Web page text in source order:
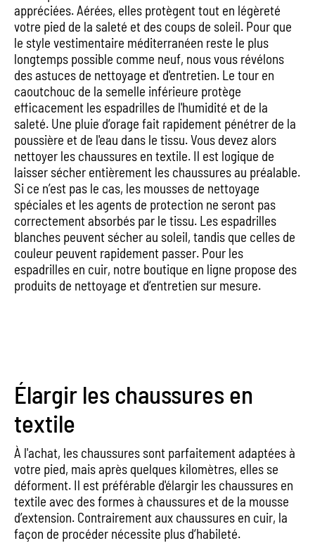
appréciées. Aérées, elles protègent tout en légèreté
votre pied de la saleté et des coups de soleil. Pour que
le style vestimentaire méditerranéen reste le plus
longtemps possible comme neuf, nous vous révélons
des astuces de nettoyage et d'entretien. Le tour en
caoutchouc de la semelle inférieure protège
efficacement les espadrilles de l'humidité et de la
saleté. Une pluie d‘orage fait rapidement pénétrer de la
poussière et de l'eau dans le tissu. Vous devez alors
nettoyer les chaussures en textile. Il est logique de
laisser sécher entièrement les chaussures au préalable.
Si ce n’est pas le cas, les mousses de nettoyage
spéciales et les agents de protection ne seront pas
correctement absorbés par le tissu. Les espadrilles
blanches peuvent sécher au soleil, tandis que celles de
couleur peuvent rapidement passer. Pour les
espadrilles en cuir, notre boutique en ligne propose des
produits de nettoyage et d‘entretien sur mesure.
Élargir les chaussures en
textile
À l'achat, les chaussures sont parfaitement adaptées à
votre pied, mais après quelques kilomètres, elles se
déforment. Il est préférable d'élargir les chaussures en
textile avec des formes à chaussures et de la mousse
d’extension. Contrairement aux chaussures en cuir, la
façon de procéder nécessite plus d‘habileté.